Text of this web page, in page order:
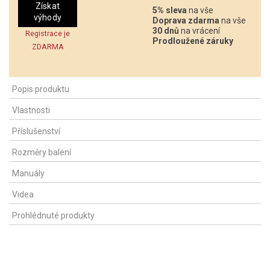
Získat
výhody
Registrace je
ZDARMA
5% sleva na vše
Doprava zdarma na vše
30 dnů na vrácení
Prodloužené záruky
Popis produktu
Vlastnosti
Příslušenství
Rozměry balení
Manuály
Videa
Prohlédnuté produkty